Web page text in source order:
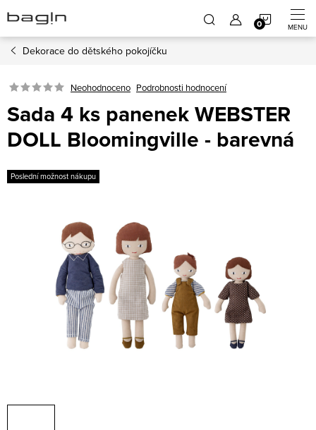
na
obsah
Dekorace do dětského pokojíčku
Neohodnoceno Podrobnosti hodnocení
Sada 4 ks panenek WEBSTER
DOLL Bloomingville - barevná
Poslední možnost nákupu